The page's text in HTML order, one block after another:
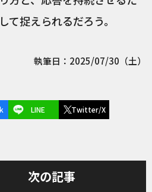
て捉えられるだろう。
執筆日：2025/07/30（土）
LINE Twitter/X
次の記事